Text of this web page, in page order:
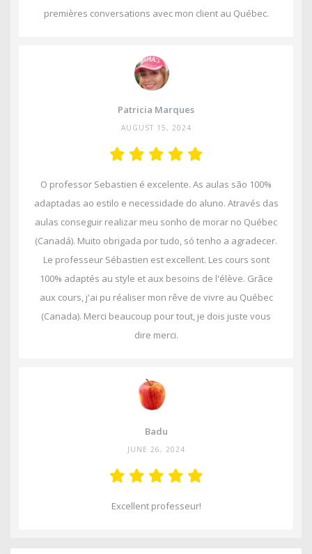
premières conversations avec mon client au Québec.
Patricia Marques
AUGUST 15, 2024
O professor Sebastien é excelente. As aulas são 100%
adaptadas ao estilo e necessidade do aluno. Através das
aulas conseguir realizar meu sonho de morar no Québec
(Canadá). Muito obrigada por tudo, só tenho a agradecer.
Le professeur Sébastien est excellent. Les cours sont
100% adaptés au style et aux besoins de l'élève. Grâce
aux cours, j'ai pu réaliser mon rêve de vivre au Québec
(Canada). Merci beaucoup pour tout, je dois juste vous
dire merci.
Badu
JUNE 26, 2024
Excellent professeur!